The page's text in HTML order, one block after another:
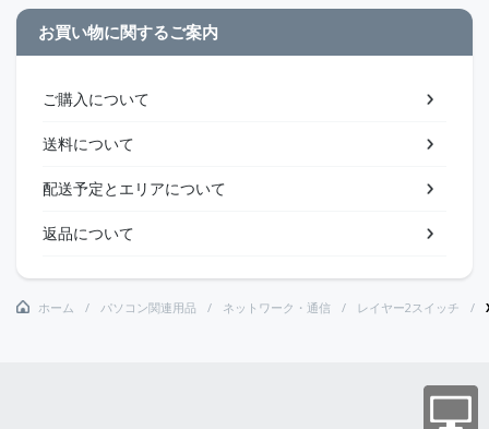
お買い物に関するご案内
ご購入について
送料について
配送予定とエリアについて
返品について
ホーム パソコン関連用品 ネットワーク・通信 レイヤー2スイッチ